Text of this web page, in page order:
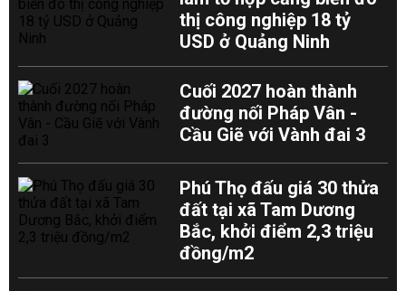
thị công nghiệp 18 tỷ
USD ở Quảng Ninh
Cuối 2027 hoàn thành
đường nối Pháp Vân -
Cầu Giẽ với Vành đai 3
Phú Thọ đấu giá 30 thửa
đất tại xã Tam Dương
Bắc, khởi điểm 2,3 triệu
đồng/m2